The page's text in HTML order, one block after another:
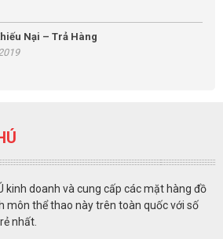
Nại – Trả Hàng
kinh doanh và cung cấp các mặt hàng đồ
môn thể thao này trên toàn quốc với số
nhất.